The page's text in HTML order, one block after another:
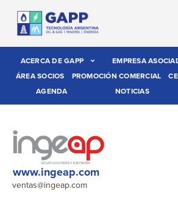
ACERCA DE GAPP EMPRESA
ÁREA SOCIOS
PROMOCIÓN COMERCIAL
AGENDA
NOTICIAS
www.ingeap.com
ventas@ingeap.com